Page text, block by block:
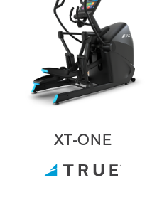
XT-ONE